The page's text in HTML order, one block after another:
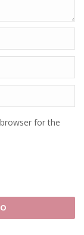
for the